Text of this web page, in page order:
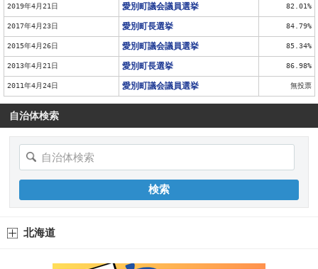
2019年4月21日 愛別町議会議員選挙 82.01%
2017年4月23日 愛別町長選挙 84.79%
2015年4月26日 愛別町議会議員選挙 85.34%
2013年4月21日 愛別町長選挙 86.98%
2011年4月24日 愛別町議会議員選挙 無投票
自治体検索
北海道